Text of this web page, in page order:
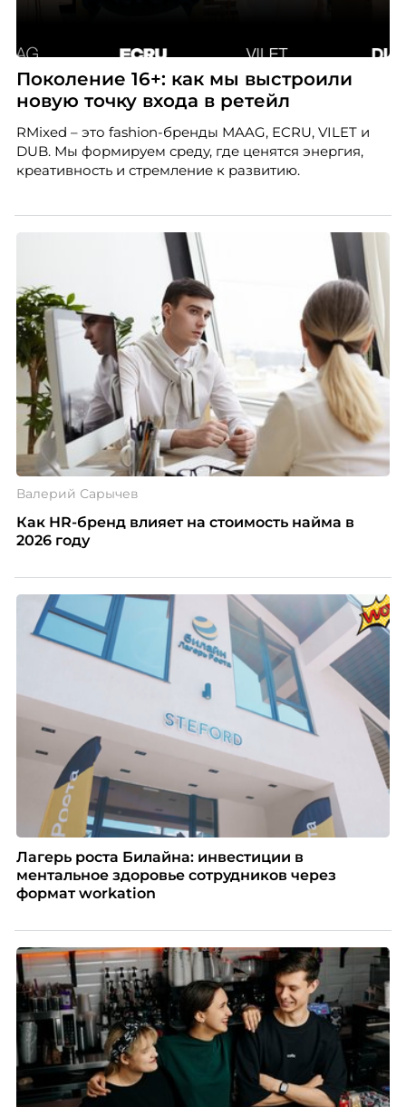
Поколение 16+: как мы выстроили
новую точку входа в ретейл
RMixed – это fashion-бренды MAAG, ECRU, VILET и
DUB. Мы формируем среду, где ценятся энергия,
креативность и стремление к развитию.
Валерий Сарычев
Как HR-бренд влияет на стоимость найма в
2026 году
Лагерь роста Билайна: инвестиции в
ментальное здоровье сотрудников через
формат workation